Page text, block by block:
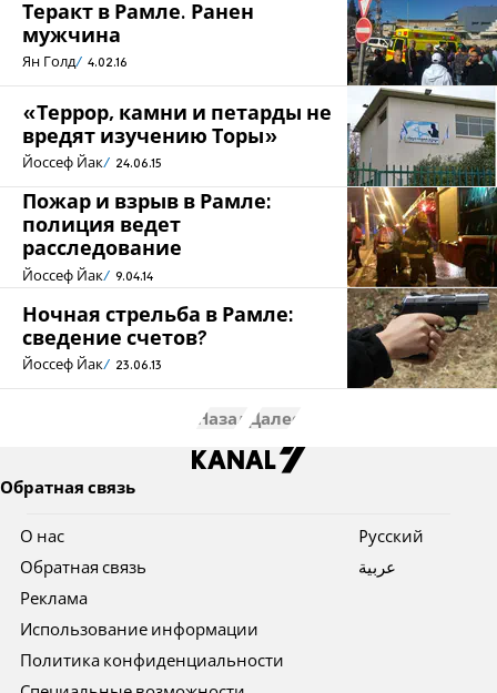
Теракт в Рамле. Ранен
мужчина
Ян Голд 4.02.16
«Террор, камни и петарды не
вредят изучению Торы»
Йоссеф Йак 24.06.15
Пожар и взрыв в Рамле:
полиция ведет
расследование
Йоссеф Йак 9.04.14
Ночная стрельба в Рамле:
сведение счетов?
Йоссеф Йак 23.06.13
Назад Далее
Обратная связь
О нас
Обратная связь
Реклама
Использование информации
Политика конфиденциальности
Pусский
عربية